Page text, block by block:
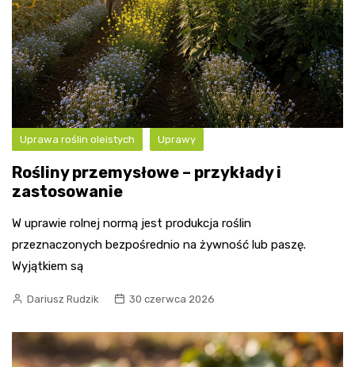
Uprawa roślin oleistych Uprawy
Rośliny przemysłowe – przykłady i
zastosowanie
W uprawie rolnej normą jest produkcja roślin
przeznaczonych bezpośrednio na żywność lub paszę.
Wyjątkiem są
Dariusz Rudzik 30 czerwca 2026